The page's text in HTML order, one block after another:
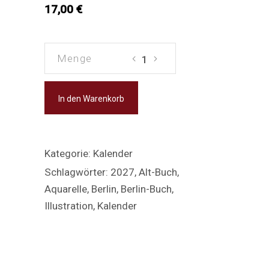
17,00 €
Berlin-
Buch
–
2027
Menge
Berlin-
Buch
–
2027
Menge
In den Warenkorb
Kategorie: Kalender
Schlagwörter: 2027, Alt-Buch,
Aquarelle, Berlin, Berlin-Buch,
Illustration, Kalender